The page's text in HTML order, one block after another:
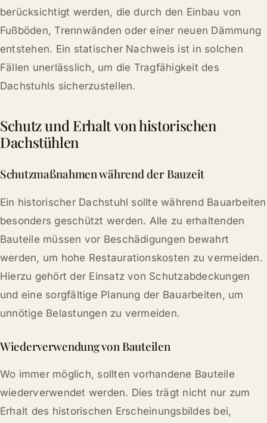
berücksichtigt werden, die durch den Einbau von
Fußböden, Trennwänden oder einer neuen Dämmung
entstehen. Ein statischer Nachweis ist in solchen
Fällen unerlässlich, um die Tragfähigkeit des
Dachstuhls sicherzustellen.
Schutz und Erhalt von historischen
Dachstühlen
Schutzmaßnahmen während der Bauzeit
Ein historischer Dachstuhl sollte während Bauarbeiten
besonders geschützt werden. Alle zu erhaltenden
Bauteile müssen vor Beschädigungen bewahrt
werden, um hohe Restaurationskosten zu vermeiden.
Hierzu gehört der Einsatz von Schutzabdeckungen
und eine sorgfältige Planung der Bauarbeiten, um
unnötige Belastungen zu vermeiden.
Wiederverwendung von Bauteilen
Wo immer möglich, sollten vorhandene Bauteile
wiederverwendet werden. Dies trägt nicht nur zum
Erhalt des historischen Erscheinungsbildes bei,